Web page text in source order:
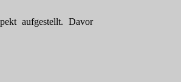
aufgestellt. Davor